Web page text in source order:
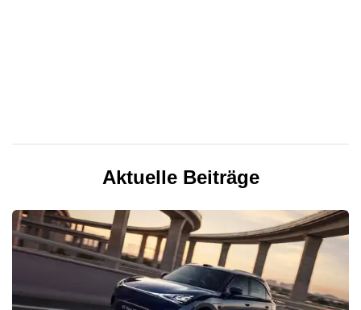
Aktuelle Beiträge